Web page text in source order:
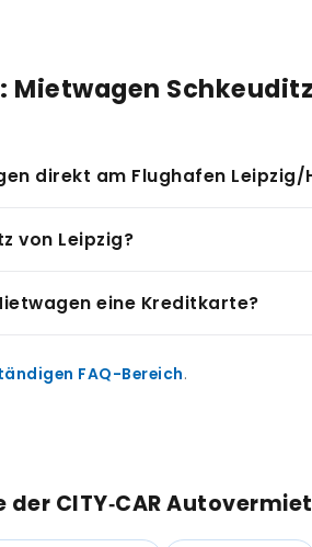
Mietwagen Schkeuditz
direkt am Flughafen Leipzig/
liegt ca. 15 km vom Flughafen
von Leipzig?
eine Kreditkarte?
FAQ-Bereich.
CITY‑CAR